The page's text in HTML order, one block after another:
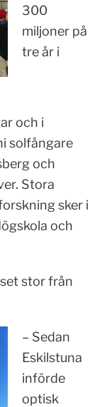
300
miljoner på
tre år i
och i
solfångare
och
Stora
sker i
och
stor från
– Sedan
Eskilstuna
införde
optisk